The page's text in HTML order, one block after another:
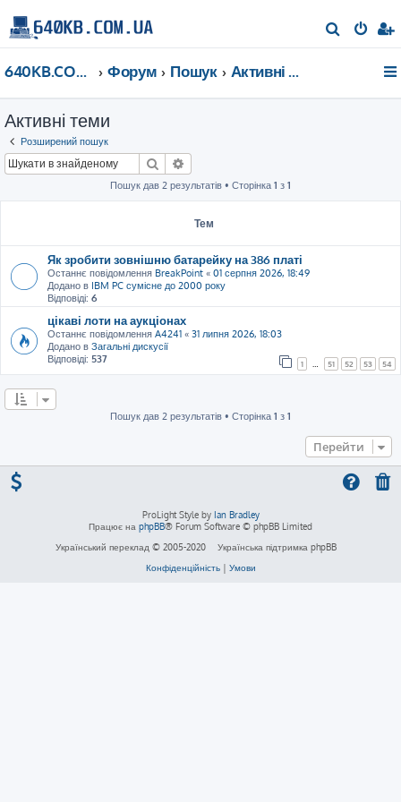
о
640KB.COM.UA Форум Пошук Активні теми
Активні теми
Розширений пошук
Пошук
Пошук дав 2 результатів • Сторінка 1 з 1
Тем
Як зробити зовнішню батарейку на 386 платі
Останнє повідомлення BreakPoint « 01 серпня 2026, 18:49
Додано в IBM PC сумісне до 2000 року
Відповіді: 6
цікаві лоти на аукціонах
Останнє повідомлення A4241 « 31 липня 2026, 18:03
Додано в Загальні дискусії
Відповіді: 537 1 51 52 53 54
Пошук дав 2 результатів • Сторінка 1 з 1
Перейти
ProLight Style by Ian Bradley
Працює на phpBB® Forum Software © phpBB Limited
Український переклад © 2005-2020
Українська підтримка phpBB
Конфіденційність| Умови